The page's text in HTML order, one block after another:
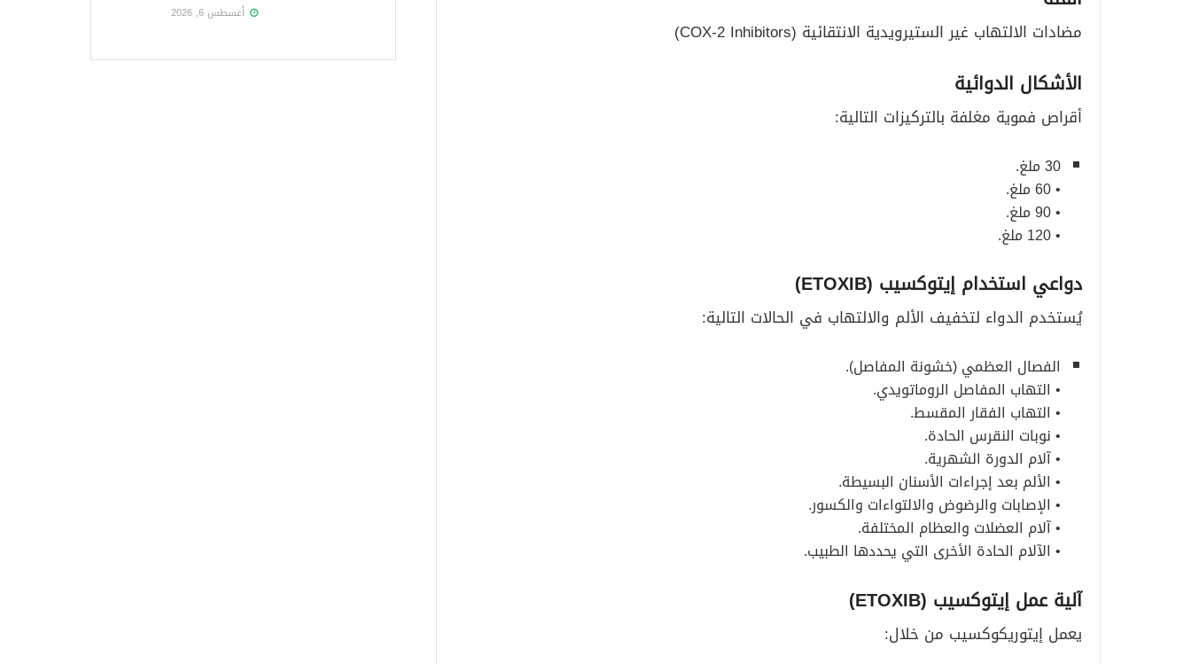
مضادات الالتهاب غير الستيرويدية الانتقائية (COX-2 Inhibitors)
الأشكال الدوائية
أقراص فموية مغلفة بالتركيزات التالية:
30 ملغ.
• 60 ملغ.
• 90 ملغ.
• 120 ملغ.
دواعي استخدام إيتوكسيب (ETOXIB)
يُستخدم الدواء لتخفيف الألم والالتهاب في الحالات التالية:
الفصال العظمي (خشونة المفاصل).
• التهاب المفاصل الروماتويدي.
• التهاب الفقار المقسط.
• نوبات النقرس الحادة.
• آلام الدورة الشهرية.
• الألم بعد إجراءات الأسنان البسيطة.
• الإصابات والرضوض والالتواءات والكسور.
• آلام العضلات والعظام المختلفة.
• الآلام الحادة الأخرى التي يحددها الطبيب.
آلية عمل إيتوكسيب (ETOXIB)
يعمل إيتوريكوكسيب من خلال:
أغسطس 6, 2026